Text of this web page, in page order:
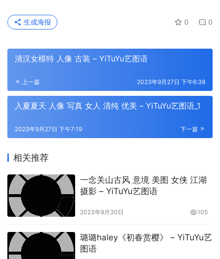
0 0
生成海报
清汉女模特 人像 古装 – YiTuYu艺图语
上一篇 2023年9月27日 下午6:38
入夏夏天 人像 写真 女人 清纯 优美 – YiTuYu艺图语_1
下一篇
2023年9月27日 下午7:19
相关推荐
一念关山古风 意境 美图 女侠 江湖
摄影 – YiTuYu艺图语
2023年9月30日 105
璐璐haley《初春赏樱》 – YiTuYu艺
图语